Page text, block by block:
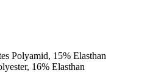
Polyamid, 15% Elasthan
16% Elasthan